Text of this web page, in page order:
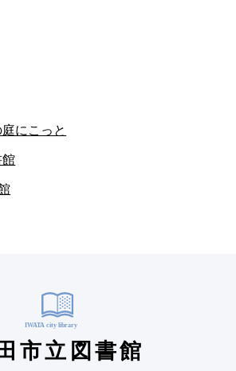
にこっと
館
市立図書館